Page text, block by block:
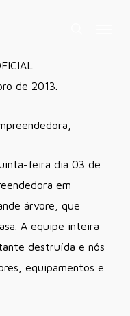
de 2013.
feira dia 03 de
em
árvore, que
A equipe inteira
destruída e nós
equipamentos e